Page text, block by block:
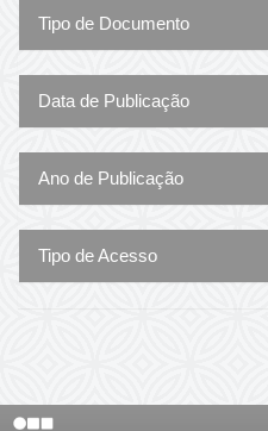
Tipo de Documento
Data de Publicação
Ano de Publicação
Tipo de Acesso